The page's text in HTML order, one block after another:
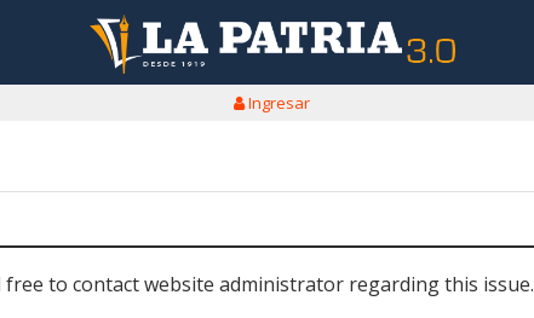
Ingresar
to contact website administrator regarding this issue.